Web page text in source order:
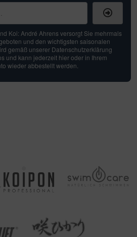
Koi: André Ahrens versorgt Sie mehrmals
und den wichtigsten saisonalen
gemäß unserer Datenschutzerklärung
und kann jederzeit hier oder in Ihrem
wieder abbestellt werden.